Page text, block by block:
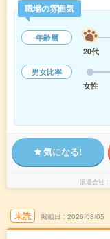
職場の雰囲気
年齢層
20代
男女比率
女性
気になる!
派遣会社
未読 掲載日 2026/08/05